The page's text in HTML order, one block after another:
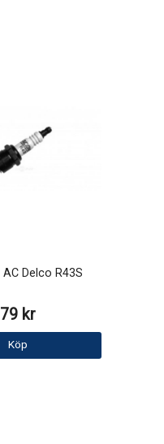
Delco R43S
79 kr
Köp